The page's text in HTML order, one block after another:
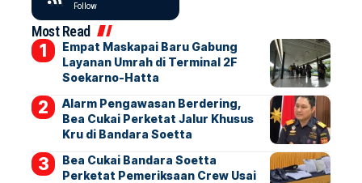
Follow
Most Read
Empat Maskapai Baru Gabung
Layanan Umrah di Terminal 2F
Soekarno-Hatta
Alarm Pengawasan Berdering,
Bea Cukai Perketat Jalur Khusus
Kru di Bandara Soetta
Bea Cukai Bandara Soetta
Perketat Pemeriksaan Crew Usai